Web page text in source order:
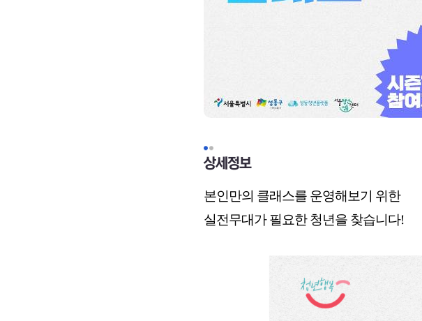
상세정보
본인만의 클래스를 운영해보기 위한
실전무대가 필요한 청년을 찾습니다!